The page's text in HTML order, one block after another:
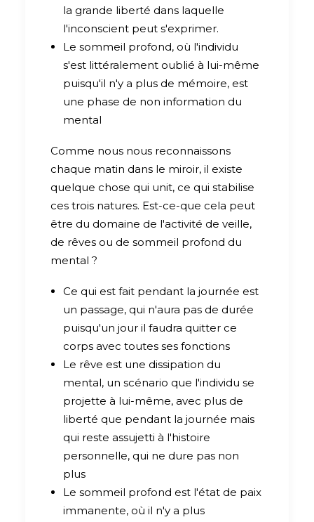
la grande liberté dans laquelle
l'inconscient peut s'exprimer.
Le sommeil profond, où l'individu
s'est littéralement oublié à lui-même
puisqu'il n'y a plus de mémoire, est
une phase de non information du
mental
Comme nous nous reconnaissons
chaque matin dans le miroir, il existe
quelque chose qui unit, ce qui stabilise
ces trois natures. Est-ce-que cela peut
être du domaine de l'activité de veille,
de rêves ou de sommeil profond du
mental ?
Ce qui est fait pendant la journée est
un passage, qui n'aura pas de durée
puisqu'un jour il faudra quitter ce
corps avec toutes ses fonctions
Le rêve est une dissipation du
mental, un scénario que l'individu se
projette à lui-même, avec plus de
liberté que pendant la journée mais
qui reste assujetti à l'histoire
personnelle, qui ne dure pas non
plus
Le sommeil profond est l'état de paix
immanente, où il n'y a plus